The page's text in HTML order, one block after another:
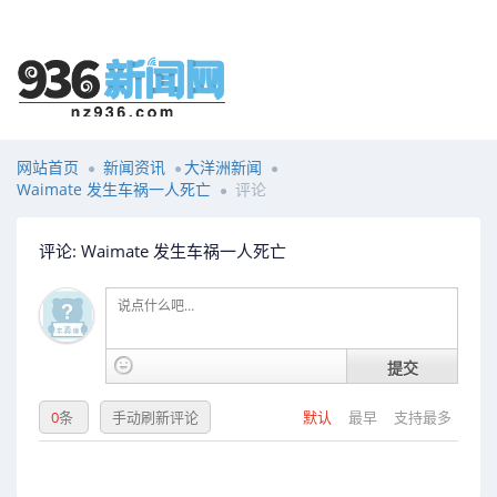
网站首页 新闻资讯
大洋洲新闻
Waimate 发生车祸一人死亡
评论
评论: Waimate 发生车祸一人死亡
提交
默认 最早 支持最多
0条 手动刷新评论